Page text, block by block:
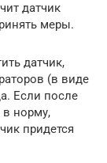
датчик
меры.
датчик,
(в виде
Если после
в норму,
придется